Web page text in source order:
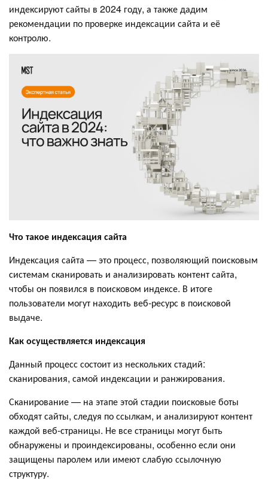
индексируют сайты в 2024 году, а также дадим
рекомендации по проверке индексации сайта и её
контролю.
Что такое индексация сайта
Индексация сайта — это процесс, позволяющий поисковым
системам сканировать и анализировать контент сайта,
чтобы он появился в поисковом индексе. В итоге
пользователи могут находить веб-ресурс в поисковой
выдаче.
Как осуществляется индексация
Данный процесс состоит из нескольких стадий:
сканирования, самой индексации и ранжирования.
Сканирование — на этапе этой стадии поисковые боты
обходят сайты, следуя по ссылкам, и анализируют контент
каждой веб-страницы. Не все страницы могут быть
обнаружены и проиндексированы, особенно если они
защищены паролем или имеют слабую ссылочную
структуру.